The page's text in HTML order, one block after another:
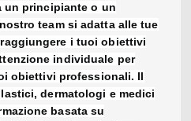
un principiante o un
team si adatta alle tue
i tuoi obiettivi
individuale per
obiettivi professionali. Il
dermatologi e medici
basata su